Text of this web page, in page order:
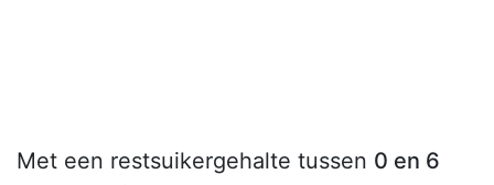
Met een restsuikergehalte tussen 0 en 6